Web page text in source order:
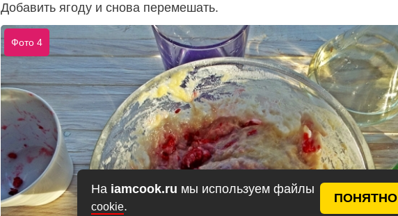
На iamcook.ru мы используем файлы
cookie.
ПОНЯТНО
Добавить ягоду и снова перемешать.
Фото 4